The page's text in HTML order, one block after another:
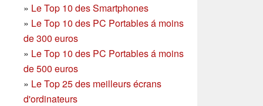
» Le Top 10 des Smartphones
» Le Top 10 des PC Portables á moins
de 300 euros
» Le Top 10 des PC Portables á moins
de 500 euros
» Le Top 25 des meilleurs écrans
d'ordinateurs